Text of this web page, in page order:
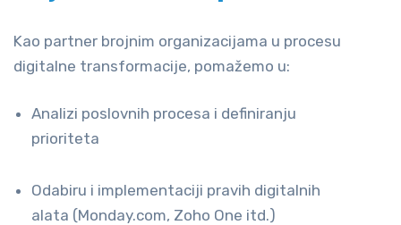
Kao partner brojnim organizacijama u procesu
digitalne transformacije, pomažemo u:
Analizi poslovnih procesa i definiranju
prioriteta
Odabiru i implementaciji pravih digitalnih
alata (Monday.com, Zoho One itd.)